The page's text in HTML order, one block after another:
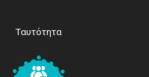
Ταυτότητα